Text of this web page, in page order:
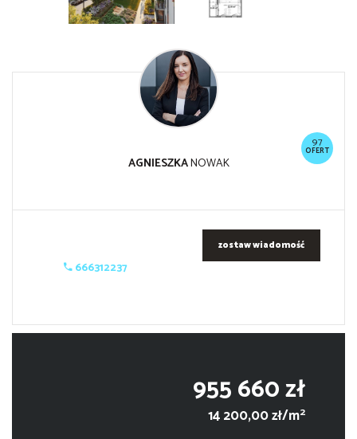
97
OFERT
AGNIESZKANOWAK
666312237
zostaw wiadomość
955 660 zł
14 200,00 zł/m2